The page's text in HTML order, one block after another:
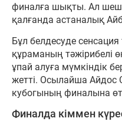
финалға шықты. Ал
қалғанда астаналық
Бұл белдесуде
құраманың тәжірибелі
ұпай алуға мүмкіндік
жетті. Осылайша Айдос
кубогының финалына
Финалда кіммен